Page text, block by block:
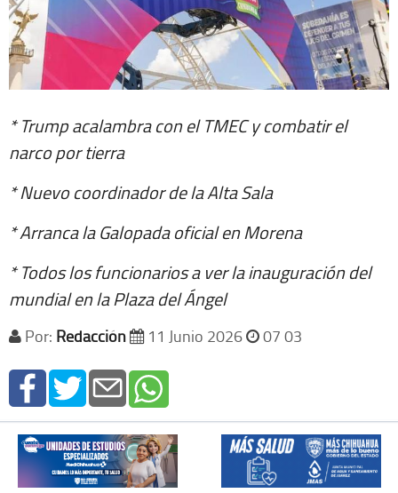
* Trump acalambra con el TMEC y combatir el
narco por tierra
* Nuevo coordinador de la Alta Sala
* Arranca la Galopada oficial en Morena
* Todos los funcionarios a ver la inauguración del
mundial en la Plaza del Ángel
Por: Redacción 11 Junio 2026 07 03